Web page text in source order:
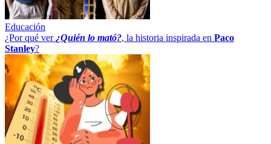
Educación
¿Por qué ver ¿Quién lo mató?, la historia inspirada en Paco
Stanley?